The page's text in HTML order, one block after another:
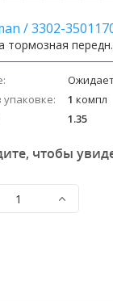
/3302-
тормозная
упаковке:
1 компл
1.35
чтобы